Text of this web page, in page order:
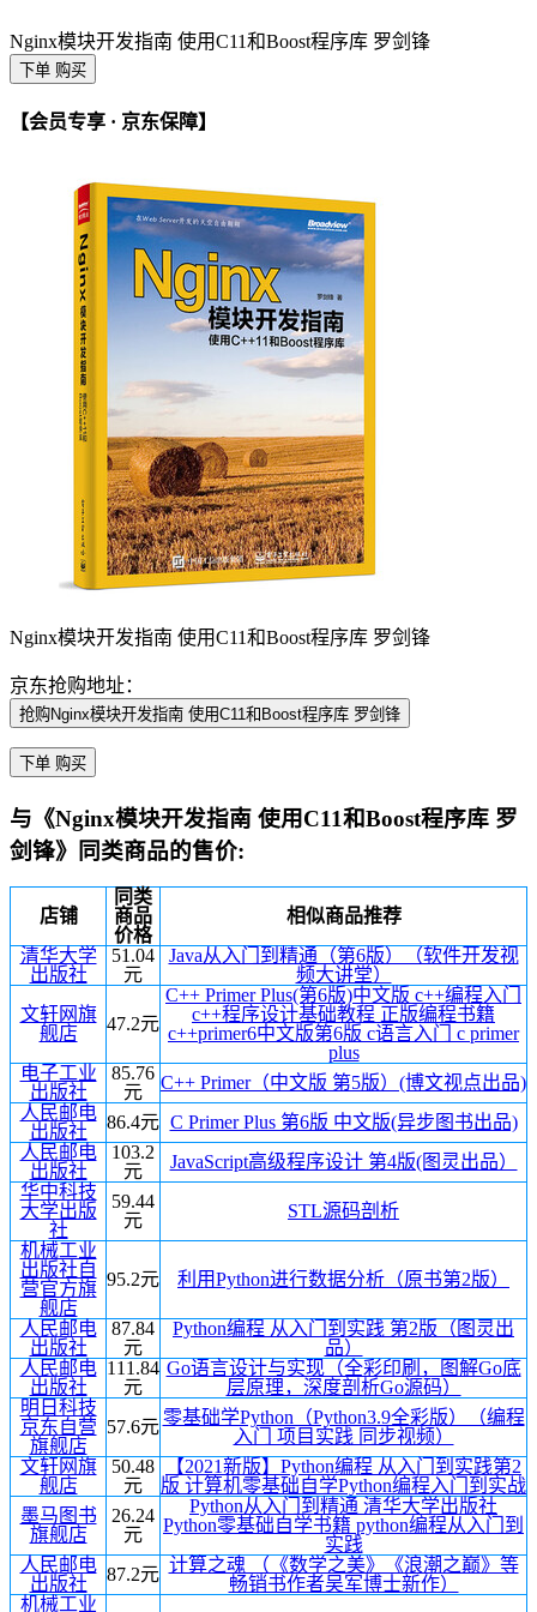
Nginx模块开发指南 使用C11和Boost程序库 罗剑锋
下单 购买
【会员专享 · 京东保障】
Nginx模块开发指南 使用C11和Boost程序库 罗剑锋
京东抢购地址：
抢购Nginx模块开发指南 使用C11和Boost程序库 罗剑锋
下单 购买
与《Nginx模块开发指南 使用C11和Boost程序库 罗
剑锋》同类商品的售价:
店铺
同类
商品
价格
相似商品推荐
清华大学
出版社
51.04
元
Java从入门到精通（第6版）（软件开发视
频大讲堂）
文轩网旗
舰店
47.2元
C++ Primer Plus(第6版)中文版 c++编程入门
c++程序设计基础教程 正版编程书籍
c++primer6中文版第6版 c语言入门 c primer
plus
电子工业
出版社
85.76
元
C++ Primer（中文版 第5版）(博文视点出品)
人民邮电
出版社
86.4元 C Primer Plus 第6版 中文版(异步图书出品)
人民邮电
出版社
103.2
元
JavaScript高级程序设计 第4版(图灵出品）
华中科技
大学出版
社
59.44
元
STL源码剖析
机械工业
出版社自
营官方旗
舰店
95.2元 利用Python进行数据分析（原书第2版）
人民邮电
出版社
87.84
元
Python编程 从入门到实践 第2版（图灵出
品）
人民邮电
出版社
111.84
元
Go语言设计与实现（全彩印刷，图解Go底
层原理，深度剖析Go源码）
明日科技
京东自营
旗舰店
57.6元零基础学Python（Python3.9全彩版）（编程
入门 项目实践 同步视频）
文轩网旗
舰店
50.48
元
【2021新版】Python编程 从入门到实践第2
版 计算机零基础自学Python编程入门到实战
墨马图书
旗舰店
26.24
元
Python从入门到精通 清华大学出版社
Python零基础自学书籍 python编程从入门到
实践
人民邮电
出版社
87.2元 计算之魂 （《数学之美》《浪潮之巅》等
畅销书作者吴军博士新作）
机械工业